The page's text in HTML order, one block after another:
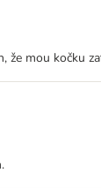
že mou kočku